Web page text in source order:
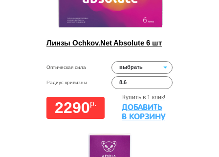
Линзы Ochkov.Net Absolute 6 шт
Оптическая сила выбрать
Радиус кривизны 8.6
2290p.
Купить в 1 клик!
ДОБАВИТЬ
В КОРЗИНУ